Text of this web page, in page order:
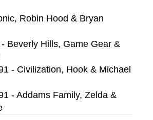
Robin Hood & Bryan
Beverly Hills, Game Gear &
- Civilization, Hook & Michael
- Addams Family, Zelda &